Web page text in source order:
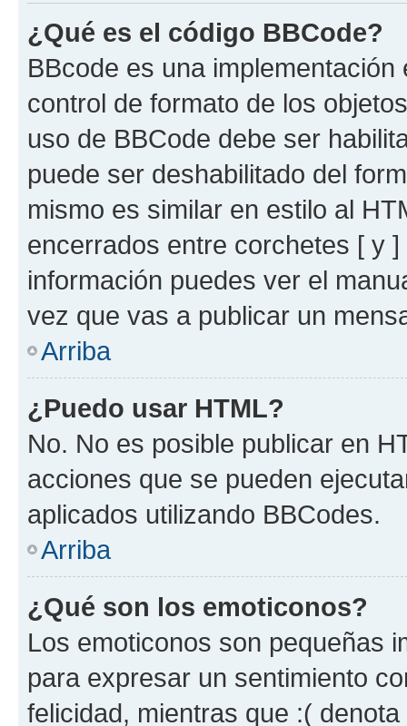
¿Qué es el código BBCode?
BBcode es una
control de formato de los
uso de BBCode debe ser
puede ser deshabilitado del
mismo es similar en estilo al
encerrados entre corchetes [ y
información puedes ver el
vez que vas a publicar un
Arriba
¿Puedo usar HTML?
No. No es posible publicar en
acciones que se pueden
aplicados utilizando BBCodes.
Arriba
¿Qué son los emoticonos?
Los emoticonos son pequeñas
para expresar un sentimiento
felicidad, mientras que :(